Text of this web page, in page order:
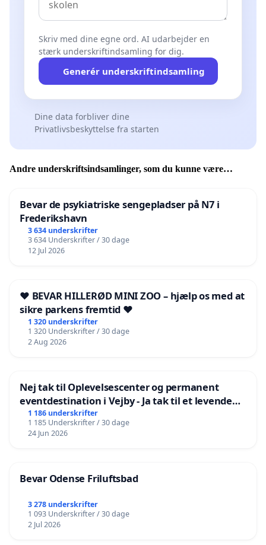
Skriv med dine egne ord. AI udarbejder en
stærk underskriftindsamling for dig.
Generér underskriftindsamling
Dine data forbliver dine
Privatlivsbeskyttelse fra starten
Andre underskriftsindsamlinger, som du kunne være
Bevar de psykiatriske sengepladser på N7 i
Frederikshavn
3 634 underskrifter
3 634 Underskrifter / 30 dage
12 Jul 2026
❤️ BEVAR HILLERØD MINI ZOO – hjælp os med at
sikre parkens fremtid ❤️
1 320 underskrifter
1 320 Underskrifter / 30 dage
2 Aug 2026
Nej tak til Oplevelsescenter og permanent
eventdestination i Vejby - Ja tak til et levende
lokalområde i balance
1 186 underskrifter
1 185 Underskrifter / 30 dage
24 Jun 2026
Bevar Odense Friluftsbad
3 278 underskrifter
1 093 Underskrifter / 30 dage
2 Jul 2026